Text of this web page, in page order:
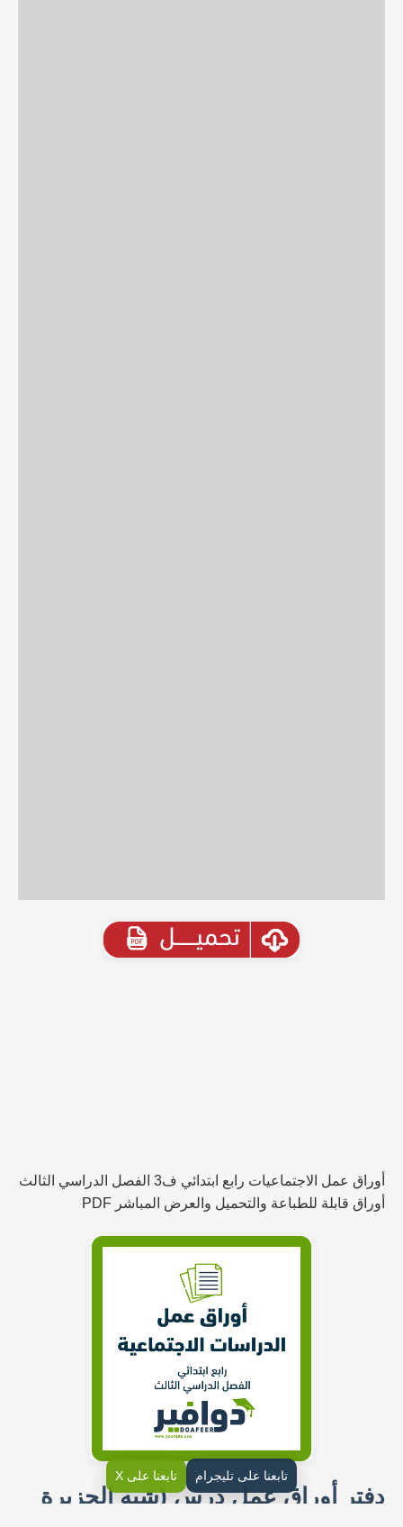
أوراق عمل الاجتماعيات رابع ابتدائي ف3 الفصل الدراسي الثالث
أوراق قابلة للطباعة والتحميل والعرض المباشر PDF
دفتر أوراق عمل درس (شبه الجزيرة
تابعنا على تليجرام تابعنا على X